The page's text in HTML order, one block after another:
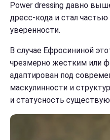
Power dressing давно
дресс-кода и стал
уверенности.
В случае Ефросининой
чрезмерно жестким или
адаптирован под
маскулинности и
и статусность